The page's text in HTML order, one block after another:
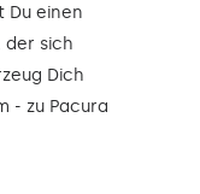
Du einen
der sich
Dich
- zu Pacura